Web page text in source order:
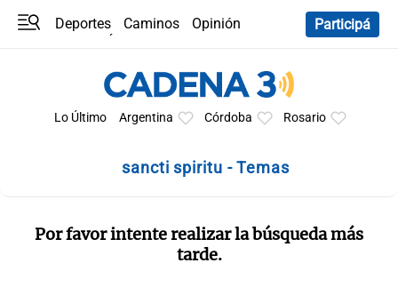
Deportes Caminos
Opinión
Participá
Lo Último Argentina Córdoba Rosario
sancti spiritu - Temas
Por favor intente realizar la búsqueda más
tarde.